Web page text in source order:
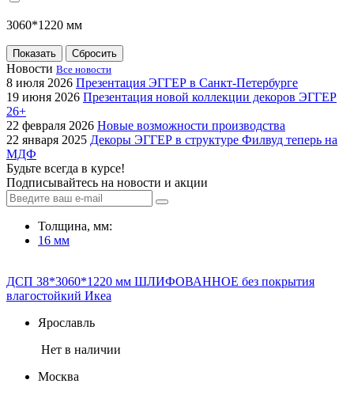
3060*1220 мм
Новости Все новости
8 июля 2026 Презентация ЭГГЕР в Санкт-Петербурге
19 июня 2026 Презентация новой коллекции декоров ЭГГЕР
26+
22 февраля 2026 Новые возможности производства
22 января 2025 Декоры ЭГГЕР в структуре Филвуд теперь на
МДФ
Будьте всегда в курсе!
Подписывайтесь на новости и акции
Толщина, мм:
16 мм
ДСП 38*3060*1220 мм ШЛИФОВАННОЕ без покрытия
влагостойкий Икеа
Ярославль
Нет в наличии
Москва